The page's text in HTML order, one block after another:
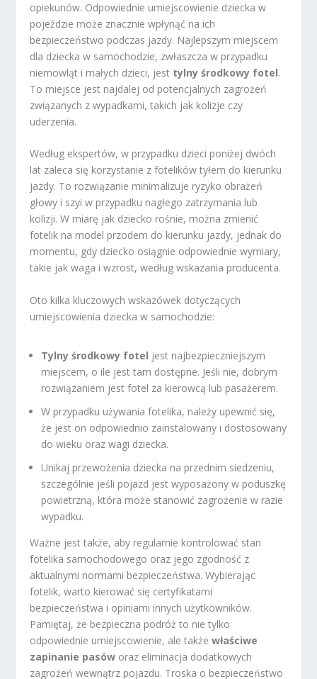
opiekunów. Odpowiednie umiejscowienie dziecka w
pojeździe może znacznie wpłynąć na ich
bezpieczeństwo podczas jazdy. Najlepszym miejscem
dla dziecka w samochodzie, zwłaszcza w przypadku
niemowląt i małych dzieci, jest tylny środkowy fotel.
To miejsce jest najdalej od potencjalnych zagrożeń
związanych z wypadkami, takich jak kolizje czy
uderzenia.
Według ekspertów, w przypadku dzieci poniżej dwóch
lat zaleca się korzystanie z fotelików tyłem do kierunku
jazdy. To rozwiązanie minimalizuje ryzyko obrażeń
głowy i szyi w przypadku nagłego zatrzymania lub
kolizji. W miarę jak dziecko rośnie, można zmienić
fotelik na model przodem do kierunku jazdy, jednak do
momentu, gdy dziecko osiągnie odpowiednie wymiary,
takie jak waga i wzrost, według wskazania producenta.
Oto kilka kluczowych wskazówek dotyczących
umiejscowienia dziecka w samochodzie:
Tylny środkowy fotel jest najbezpieczniejszym
miejscem, o ile jest tam dostępne. Jeśli nie, dobrym
rozwiązaniem jest fotel za kierowcą lub pasażerem.
W przypadku używania fotelika, należy upewnić się,
że jest on odpowiednio zainstalowany i dostosowany
do wieku oraz wagi dziecka.
Unikaj przewożenia dziecka na przednim siedzeniu,
szczególnie jeśli pojazd jest wyposażony w poduszkę
powietrzną, która może stanowić zagrożenie w razie
wypadku.
Ważne jest także, aby regularnie kontrolować stan
fotelika samochodowego oraz jego zgodność z
aktualnymi normami bezpieczeństwa. Wybierając
fotelik, warto kierować się certyfikatami
bezpieczeństwa i opiniami innych użytkowników.
Pamiętaj, że bezpieczna podróż to nie tylko
odpowiednie umiejscowienie, ale takżewłaściwe
zapinanie pasów oraz eliminacja dodatkowych
zagrożeń wewnątrz pojazdu. Troska o bezpieczeństwo